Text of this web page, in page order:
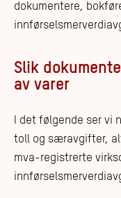
dokumentere,
Slik
av varer
I det følgende ser vi
toll og særavgifter,
mva-registrerte